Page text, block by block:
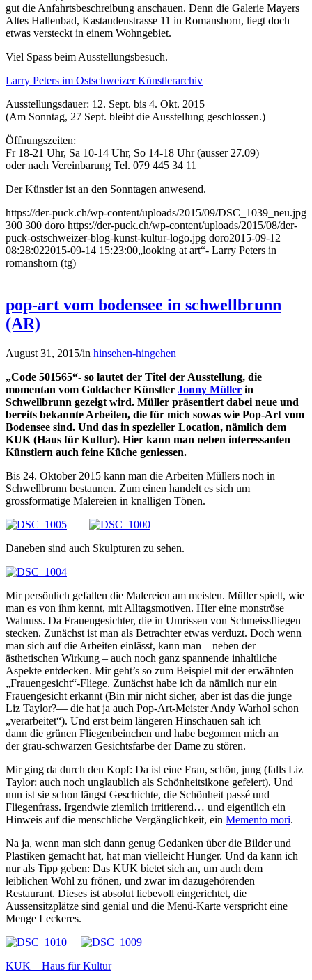
gut die Anfahrtsbeschreibung anschauen. Denn die Galerie Mayers
Altes Hallenbad, Kastaudenstrasse 11 in Romanshorn, liegt doch
etwas versteckt in einem Wohngebiet.
Viel Spass beim Ausstellungsbesuch.
Larry Peters im Ostschweizer Künstlerarchiv
Ausstellungsdauer: 12. Sept. bis 4. Okt. 2015
(Am Sonntag, 27 Sept. bleibt die Ausstellung geschlossen.)
Öffnungszeiten:
Fr 18-21 Uhr, Sa 10-14 Uhr, So 14-18 Uhr (ausser 27.09)
oder nach Vereinbarung Tel. 079 445 34 11
Der Künstler ist an den Sonntagen anwesend.
https://der-puck.ch/wp-content/uploads/2015/09/DSC_1039_neu.jpg
300 300 doro https://der-puck.ch/wp-content/uploads/2015/08/der-
puck-ostschweizer-blog-kunst-kultur-logo.jpg doro2015-09-12
08:28:022015-09-14 15:23:00„looking at art“- Larry Peters in
romanshorn (tg)
pop-art vom bodensee in schwellbrunn
(AR)
August 31, 2015/in hinsehen-hingehen
„Code 501565“- so lautet der Titel der Ausstellung, die
momentan vom Goldacher Künstler Jonny Müller in
Schwellbrunn gezeigt wird. Müller präsentiert dabei neue und
bereits bekannte Arbeiten, die für mich sowas wie Pop-Art vom
Bodensee sind. Und das in spezieller Location, nämlich dem
KUK (Haus für Kultur). Hier kann man neben interessanten
Künstlern auch feine Küche geniessen.
Bis 24. Oktober 2015 kann man die Arbeiten Müllers noch in
Schwellbrunn bestaunen. Zum einen handelt es sich um
grossformatige Malereien in knalligen Tönen.
Daneben sind auch Skulpturen zu sehen.
Mir persönlich gefallen die Malereien am meisten. Müller spielt, wie
man es von ihm kennt, mit Alltagsmotiven. Hier eine monströse
Walnuss. Da Frauengesichter, die in Umrissen von Schmeissfliegen
stecken. Zunächst ist man als Betrachter etwas verduzt. Doch wenn
man sich auf die Arbeiten einlässt, kann man – neben der
ästhetischen Wirkung – auch noch ganz spannende inhaltliche
Aspekte entdecken. Mir geht’s so zum Beispiel mit der erwähnten
„Frauengesicht“-Fliege. Zunächst habe ich da nämlich nur ein
Frauengesicht erkannt (Bin mir nicht sicher, aber ist das die junge
Liz Taylor?— die hat ja auch Pop-Art-Meister Andy Warhol schon
„verarbeitet“). Und erst beim längeren Hinschauen sah ich
dann die grünen Fliegenbeinchen und habe begonnen mich an
der grau-schwarzen Gesichtsfarbe der Dame zu stören.
Mir ging da durch den Kopf: Da ist eine Frau, schön, jung (falls Liz
Taylor: auch noch unglaublich als Schönheitsikone gefeiert). Und
nun ist sie schon längst Geschichte, die Schönheit passé und
Fliegenfrass. Irgendwie ziemlich irritierend… und eigentlich ein
Hinweis auf die menschliche Vergänglichkeit, ein Memento mori.
Na ja, wenn man sich dann genug Gedanken über die Bilder und
Plastiken gemacht hat, hat man vielleicht Hunger. Und da kann ich
nur als Tipp geben: Das KUK bietet sich an, um auch dem
leiblichen Wohl zu frönen, und zwar im dazugehörenden
Restaurant. Dieses ist absolut liebevoll eingerichtet, die
Aussensitzplätze sind genial und die Menü-Karte verspricht eine
Menge Leckeres.
KUK – Haus für Kultur